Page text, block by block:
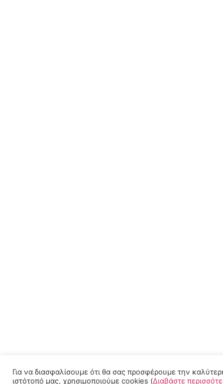
Για να διασφαλίσουμε ότι θα σας προσφέρουμε την
ιστότοπό μας, χρησιμοποιούμε cookies (Διαβάστε